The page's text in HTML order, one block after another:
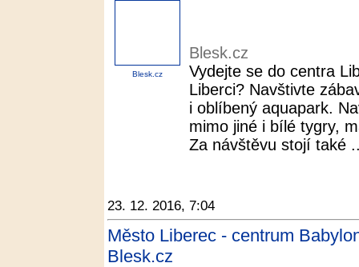
Blesk.cz
Blesk.cz
Vydejte se do centra
Liberci? Navštivte
i oblíbený aquapark.
mimo jiné i bílé tygry,
Za návštěvu stojí také
23. 12. 2016, 7:04
Město Liberec - centrum
Blesk.cz